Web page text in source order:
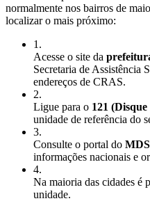
normalmente nos bairros de
localizar o mais próximo:
1 .
Acesse o site da
Secretaria de Assistência
endereços de CRAS.
2.
Ligue para o 121 (Disque
unidade de referência do
3.
Consulte o portal do MDS
informações nacionais e
4.
Na maioria das cidades é
unidade.